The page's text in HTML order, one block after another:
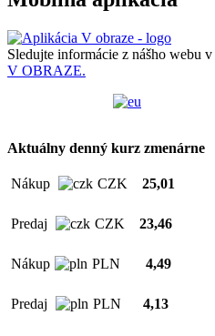
Sledujte informácie z nášho webu v
V OBRAZE.
Aktuálny denný kurz zmenárne
Nákup CZK 25,01
Predaj CZK 23,46
Nákup PLN 4,49
Predaj PLN 4,13